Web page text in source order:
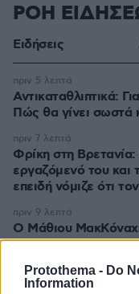
Protothema - Do
Information
ΡΟΗ
Ειδήσεις
Αντικαταθλιπτικά:
Πώς θα γίνει σωστά
πριν 5 λεπτά
Φρίκη στη
εργαζόμενό του και
επειδή νόμιζε ότι
πριν 7 λεπτά
Ο Μάθιου
τον... χτύπησε σαν
πριν 9 λεπτά
Χαλάει η
πριν 10 λεπτά